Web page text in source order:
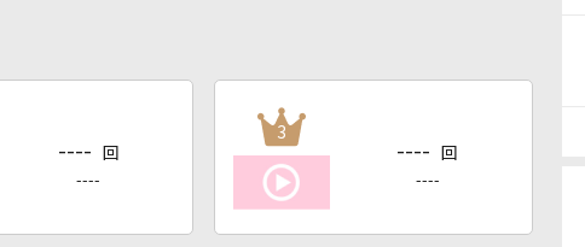
---- 回
----
3
---- 回
----